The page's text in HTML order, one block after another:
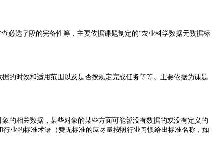
必选字段的完备性等，主要依据课题制定的“农业科学数据元数据标
的时效和适用范围以及是否按规定完成任务等等。主要依据为课题
的相关数据，某些对象的某些方面可能暂没有数据的或没有定义的
业的标准术语（赞无标准的应尽量按照行业习惯给出标准名称，如